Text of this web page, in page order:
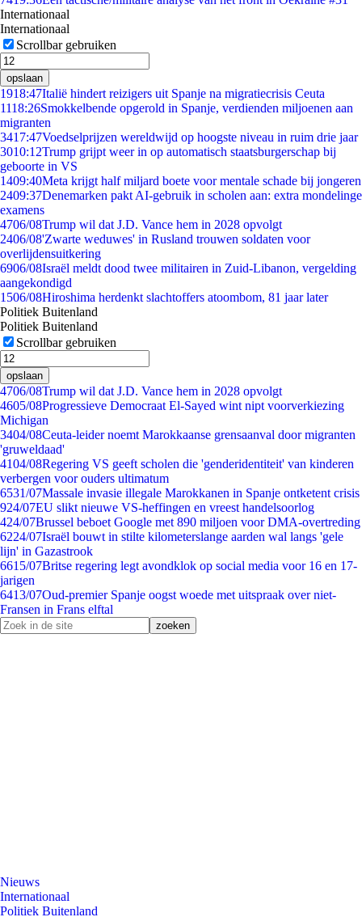
Internationaal
Internationaal
Scrollbar gebruiken
opslaan
1918:47Italië hindert reizigers uit Spanje na migratiecrisis Ceuta
1118:26Smokkelbende opgerold in Spanje, verdienden miljoenen aan
migranten
3417:47Voedselprijzen wereldwijd op hoogste niveau in ruim drie jaar
3010:12Trump grijpt weer in op automatisch staatsburgerschap bij
geboorte in VS
1409:40Meta krijgt half miljard boete voor mentale schade bij jongeren
2409:37Denemarken pakt AI-gebruik in scholen aan: extra mondelinge
examens
4706/08Trump wil dat J.D. Vance hem in 2028 opvolgt
2406/08'Zwarte weduwes' in Rusland trouwen soldaten voor
overlijdensuitkering
6906/08Israël meldt dood twee militairen in Zuid-Libanon, vergelding
aangekondigd
1506/08Hiroshima herdenkt slachtoffers atoombom, 81 jaar later
Politiek Buitenland
Politiek Buitenland
Scrollbar gebruiken
opslaan
4706/08Trump wil dat J.D. Vance hem in 2028 opvolgt
4605/08Progressieve Democraat El-Sayed wint nipt voorverkiezing
Michigan
3404/08Ceuta-leider noemt Marokkaanse grensaanval door migranten
'gruweldaad'
4104/08Regering VS geeft scholen die 'genderidentiteit' van kinderen
verbergen voor ouders ultimatum
6531/07Massale invasie illegale Marokkanen in Spanje ontketent crisis
924/07EU slikt nieuwe VS-heffingen en vreest handelsoorlog
424/07Brussel beboet Google met 890 miljoen voor DMA-overtreding
6224/07Israël bouwt in stilte kilometerslange aarden wal langs 'gele
lijn' in Gazastrook
6615/07Britse regering legt avondklok op social media voor 16 en 17-
jarigen
6413/07Oud-premier Spanje oogst woede met uitspraak over niet-
Fransen in Frans elftal
Nieuws
Internationaal
Politiek Buitenland